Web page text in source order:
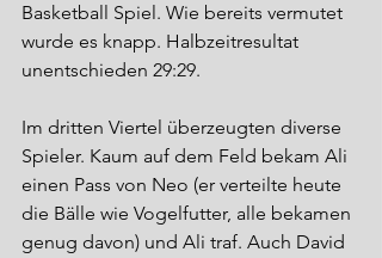
Basketball Spiel. Wie bereits vermutet
wurde es knapp. Halbzeitresultat
unentschieden 29:29.
Im dritten Viertel überzeugten diverse
Spieler. Kaum auf dem Feld bekam Ali
einen Pass von Neo (er verteilte heute
die Bälle wie Vogelfutter, alle bekamen
genug davon) und Ali traf. Auch David